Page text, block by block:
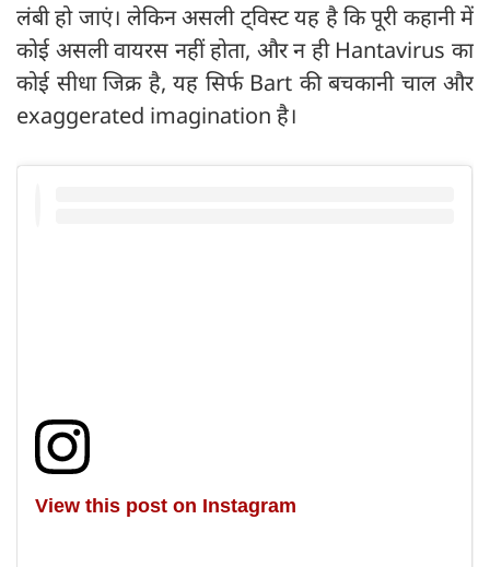
लंबी हो जाएं। लेकिन असली ट्विस्ट यह है कि पूरी कहानी में
कोई असली वायरस नहीं होता, और न ही Hantavirus का
कोई सीधा जिक्र है, यह सिर्फ Bart की बचकानी चाल और
exaggerated imagination है।
View this post on Instagram